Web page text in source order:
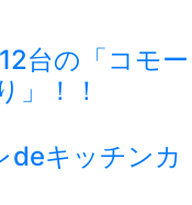
台の「コモー
」！！
deキッチンカ